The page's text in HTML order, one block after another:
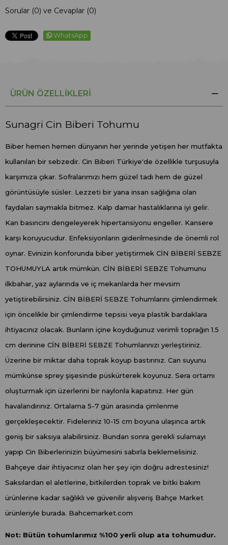
Sorular (0) ve Cevaplar (0)
WhatsApp
ÜRÜN ÖZELLIKLERI
Sunagri Cin Biberi Tohumu
Biber hemen hemen dünyanın her yerinde yetişen her mutfakta
kullanılan bir sebzedir. Cin Biberi Türkiye'de özellikle turşusuyla
karşımıza çıkar. Sofralarımızı hem güzel tadı hem de güzel
görüntüsüyle süsler. Lezzeti bir yana insan sağlığına olan
faydaları saymakla bitmez. Kalp damar hastalıklarına iyi gelir.
Kan basıncını dengeleyerek hipertansiyonu engeller. Kansere
karşı koruyucudur. Enfeksiyonların giderilmesinde de önemli rol
oynar. Evinizin konforunda biber yetiştirmek CİN BİBERİ SEBZE
TOHUMUYLA artık mümkün. CİN BİBERİ SEBZE Tohumunu
ilkbahar, yaz aylarında ve iç mekanlarda her mevsim
yetiştirebilirsiniz. CİN BİBERİ SEBZE Tohumlarını çimlendirmek
için öncelikle bir çimlendirme tepsisi veya plastik bardaklara
ihtiyacınız olacak. Bunların içine koyduğunuz verimli toprağın 1.5
cm derinine CİN BİBERİ SEBZE Tohumlarınızı yerleştiriniz.
Üzerine bir miktar daha toprak koyup bastırınız. Can suyunu
mümkünse sprey şişesinde püskürterek koyunuz. Sera ortamı
oluşturmak için üzerlerini bir naylonla kapatınız. Her gün
havalandırınız. Ortalama 5-7 gün arasında çimlenme
gerçekleşecektir. Fideleriniz 10-15 cm boyuna ulaşınca artık
geniş bir saksıya alabilirsiniz. Bundan sonra gerekli sulamayı
yapıp Cin Biberlerinizin büyümesini sabırla beklemelisiniz.
Bahçeye dair ihtiyacınız olan her şey için doğru adrestesiniz!
Saksılardan el aletlerine, bitkilerden toprak ve bitki bakım
ürünlerine kadar sağlıklı ve güvenilir alışveriş Bahçe Market
ürünleriyle burada. Bahcemarket.com
Not: Bütün tohumlarımız %100 yerli olup ata tohumudur.